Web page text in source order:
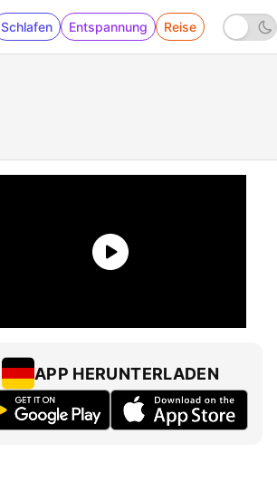
Schlafen Entspannung Reise
APP HERUNTERLADEN